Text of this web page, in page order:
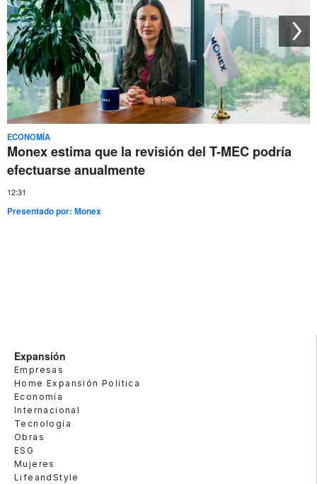
ECONOMÍA
Monex estima que la revisión del T-MEC podría
efectuarse anualmente
12:31
Presentado por:Monex
Expansión
Empresas
Home Expansión Politica
Economía
Internacional
Tecnología
Obras
ESG
Mujeres
LifeandStyle